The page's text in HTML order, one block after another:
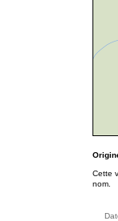
Cette
nom.